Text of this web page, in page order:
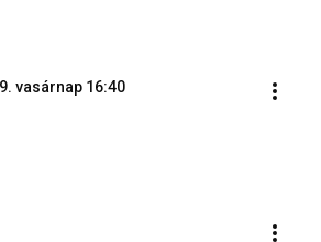
vasárnap 16:40